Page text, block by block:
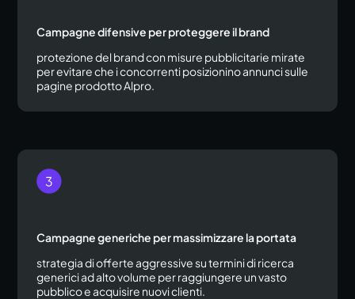
Campagne difensive per proteggere il brand
protezione del brand con misure pubblicitarie mirate
per evitare che i concorrenti posizionino annunci sulle
pagine prodotto Alpro.
Campagne generiche per massimizzare la portata
strategia di offerte aggressive su termini di ricerca
generici ad alto volume per raggiungere un vasto
pubblico e acquisire nuovi clienti.